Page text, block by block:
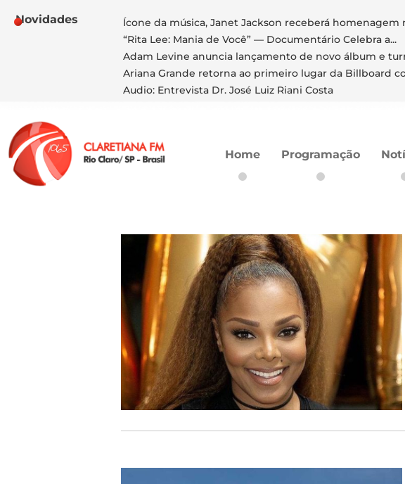
Novidades
Ícone da música, Janet Jackson receberá homenagem
“Rita Lee: Mania de Você” — Documentário Celebra a...
Adam Levine anuncia lançamento de novo álbum e
Ariana Grande retorna ao primeiro lugar da Billboard
Audio: Entrevista Dr. José Luiz Riani Costa
Home Programação